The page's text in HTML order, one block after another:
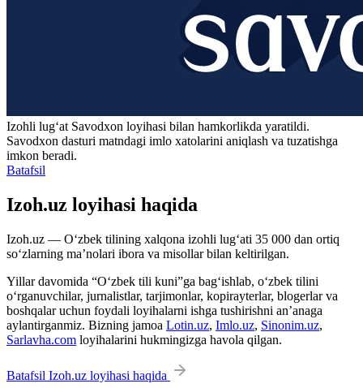
Izohli lugʻat Savodxon loyihasi bilan hamkorlikda yaratildi.
Savodxon dasturi matndagi imlo xatolarini aniqlash va tuzatishga
imkon beradi.
Batafsil
Izoh.uz loyihasi haqida
Izoh.uz — O‘zbek tilining xalqona izohli lug‘ati 35 000 dan ortiq
so‘zlarning ma’nolari ibora va misollar bilan keltirilgan.
Yillar davomida “O‘zbek tili kuni”ga bag‘ishlab, o‘zbek tilini
o‘rganuvchilar, jurnalistlar, tarjimonlar, kopirayterlar, blogerlar va
boshqalar uchun foydali loyihalarni ishga tushirishni an’anaga
aylantirganmiz. Bizning jamoa Lotin.uz, Imlo.uz, Sinonim.uz,
Sarlavha.com loyihalarini hukmingizga havola qilgan.
Batafsil Izoh.uz loyihasi haqida